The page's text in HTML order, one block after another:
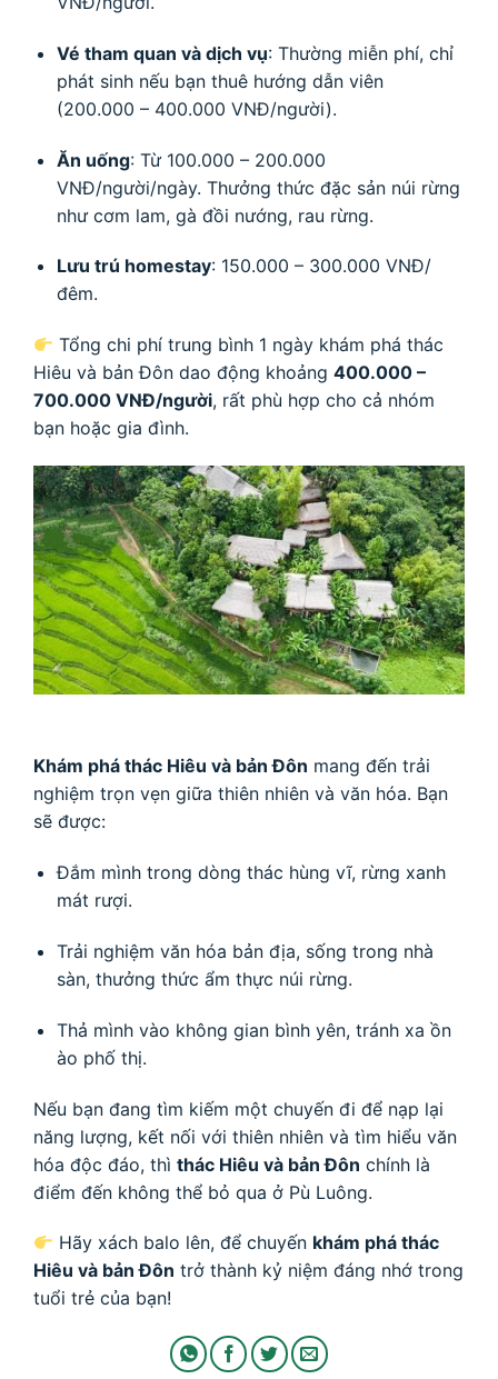
Vé tham quan và dịch vụ: Thường miễn phí, chỉ
phát sinh nếu bạn thuê hướng dẫn viên
(200.000 – 400.000 VNĐ/người).
Ăn uống: Từ 100.000 – 200.000
VNĐ/người/ngày. Thưởng thức đặc sản núi rừng
như cơm lam, gà đồi nướng, rau rừng.
Lưu trú homestay: 150.000 – 300.000 VNĐ/
đêm.
Tổng chi phí trung bình 1 ngày khám phá thác
Hiêu và bản Đôn dao động khoảng 400.000 –
700.000 VNĐ/người, rất phù hợp cho cả nhóm
bạn hoặc gia đình.
Khám phá thác Hiêu và bản Đôn mang đến trải
nghiệm trọn vẹn giữa thiên nhiên và văn hóa. Bạn
sẽ được:
Đắm mình trong dòng thác hùng vĩ, rừng xanh
mát rượi.
Trải nghiệm văn hóa bản địa, sống trong nhà
sàn, thưởng thức ẩm thực núi rừng.
Thả mình vào không gian bình yên, tránh xa ồn
ào phố thị.
Nếu bạn đang tìm kiếm một chuyến đi để nạp lại
năng lượng, kết nối với thiên nhiên và tìm hiểu văn
hóa độc đáo, thì thác Hiêu và bản Đôn chính là
điểm đến không thể bỏ qua ở Pù Luông.
Hãy xách balo lên, để chuyến khám phá thác
Hiêu và bản Đôn trở thành kỷ niệm đáng nhớ trong
tuổi trẻ của bạn!